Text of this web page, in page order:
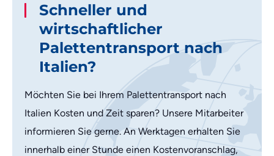
Schneller und
wirtschaftlicher
Palettentransport nach
Italien?
Möchten Sie bei Ihrem Palettentransport nach
Italien Kosten und Zeit sparen? Unsere Mitarbeiter
informieren Sie gerne. An Werktagen erhalten Sie
innerhalb einer Stunde einen Kostenvoranschlag,